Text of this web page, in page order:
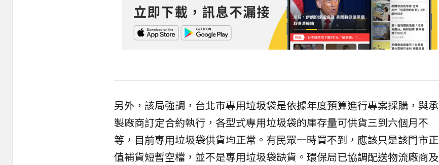
另外，該局強調，台北市專用垃圾袋是依據年度預算進行專案採購，與承
製廠商訂定合約執行，各型式專用垃圾袋的庫存量可供貨三到六個月不
等，目前專用垃圾袋供貨均正常。有民眾一時買不到，應該只是該門市正
值補貨短暫空檔，並不是專用垃圾袋缺貨。環保局已協調配送物流廠商及